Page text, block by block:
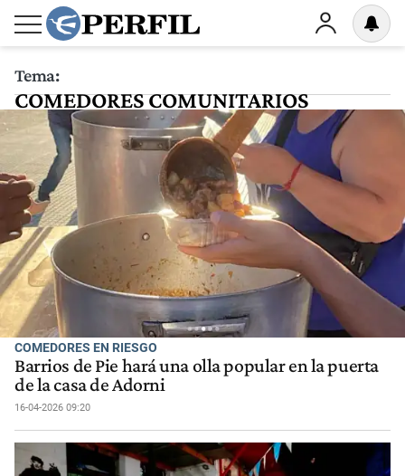
Tema:
COMEDORES COMUNITARIOS
COMEDORES EN RIESGO
Barrios de Pie hará una olla popular en la puerta
de la casa de Adorni
16-04-2026 09:20